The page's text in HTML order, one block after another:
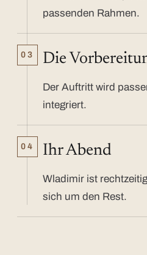
passenden Rahmen.
03 Die
Der Auftritt wird
integriert.
04 Ihr Abend
Wladimir ist
sich um den Rest.